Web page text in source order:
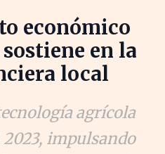
económico
en la
local
agrícola
2023, impulsando